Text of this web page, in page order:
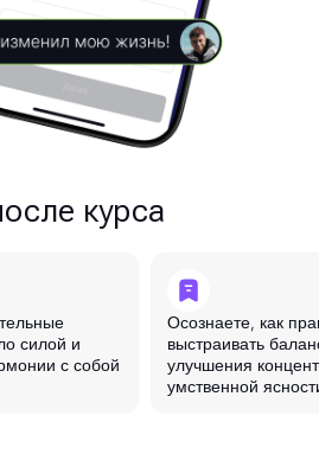
курса
силой и
с собой
Осознаете, как
выстраивать
улучшения
умственной